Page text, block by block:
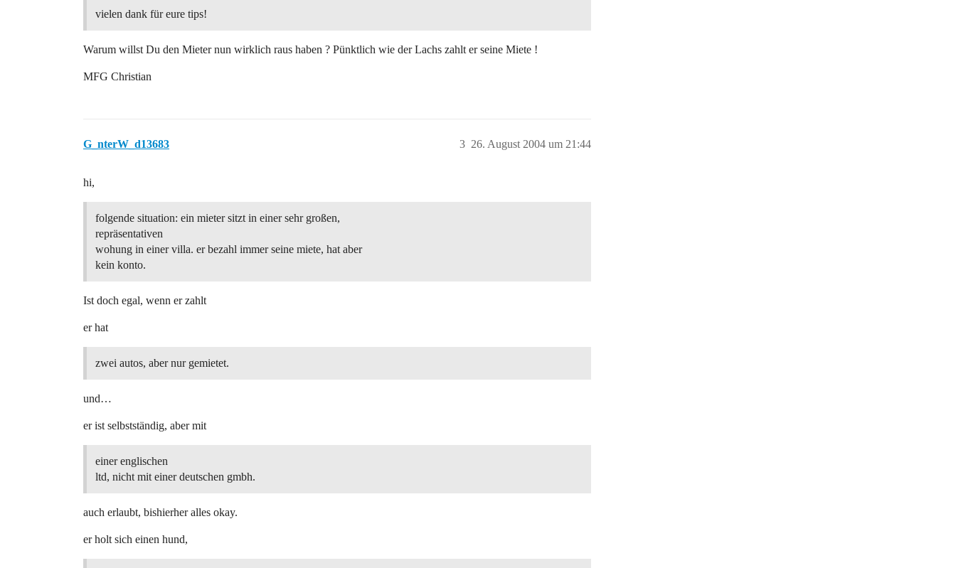
vielen dank für eure tips!
Warum willst Du den Mieter nun wirklich raus haben ? Pünktlich wie der Lachs zahlt er seine Miete !
MFG Christian
G_nterW_d13683 26. August 2004 um 21:44
3
hi,
folgende situation: ein mieter sitzt in einer sehr großen,
repräsentativen
wohung in einer villa. er bezahl immer seine miete, hat aber
kein konto.
Ist doch egal, wenn er zahlt
er hat
zwei autos, aber nur gemietet.
und…
er ist selbstständig, aber mit
einer englischen
ltd, nicht mit einer deutschen gmbh.
auch erlaubt, bishierher alles okay.
er holt sich einen hund,